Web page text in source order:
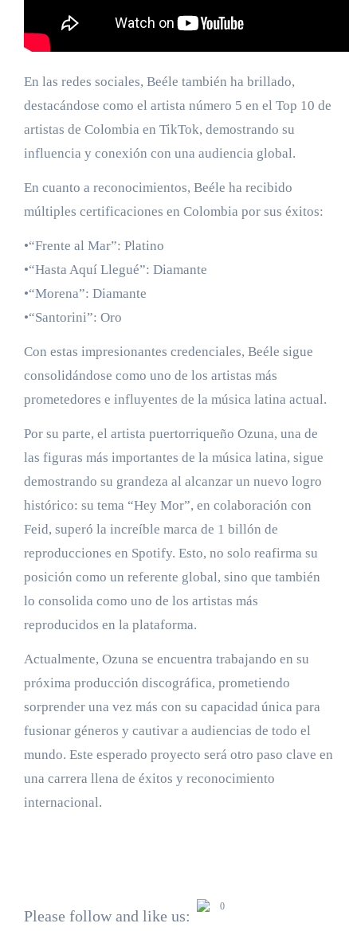
En las redes sociales, Beéle también ha brillado,
destacándose como el artista número 5 en el Top 10 de
artistas de Colombia en TikTok, demostrando su
influencia y conexión con una audiencia global.
En cuanto a reconocimientos, Beéle ha recibido
múltiples certificaciones en Colombia por sus éxitos:
•“Frente al Mar”: Platino
•“Hasta Aquí Llegué”: Diamante
•“Morena”: Diamante
•“Santorini”: Oro
Con estas impresionantes credenciales, Beéle sigue
consolidándose como uno de los artistas más
prometedores e influyentes de la música latina actual.
Por su parte, el artista puertorriqueño Ozuna, una de
las figuras más importantes de la música latina, sigue
demostrando su grandeza al alcanzar un nuevo logro
histórico: su tema “Hey Mor”, en colaboración con
Feid, superó la increíble marca de 1 billón de
reproducciones en Spotify. Esto, no solo reafirma su
posición como un referente global, sino que también
lo consolida como uno de los artistas más
reproducidos en la plataforma.
Actualmente, Ozuna se encuentra trabajando en su
próxima producción discográfica, prometiendo
sorprender una vez más con su capacidad única para
fusionar géneros y cautivar a audiencias de todo el
mundo. Este esperado proyecto será otro paso clave en
una carrera llena de éxitos y reconocimiento
internacional.
Please follow and like us:
0